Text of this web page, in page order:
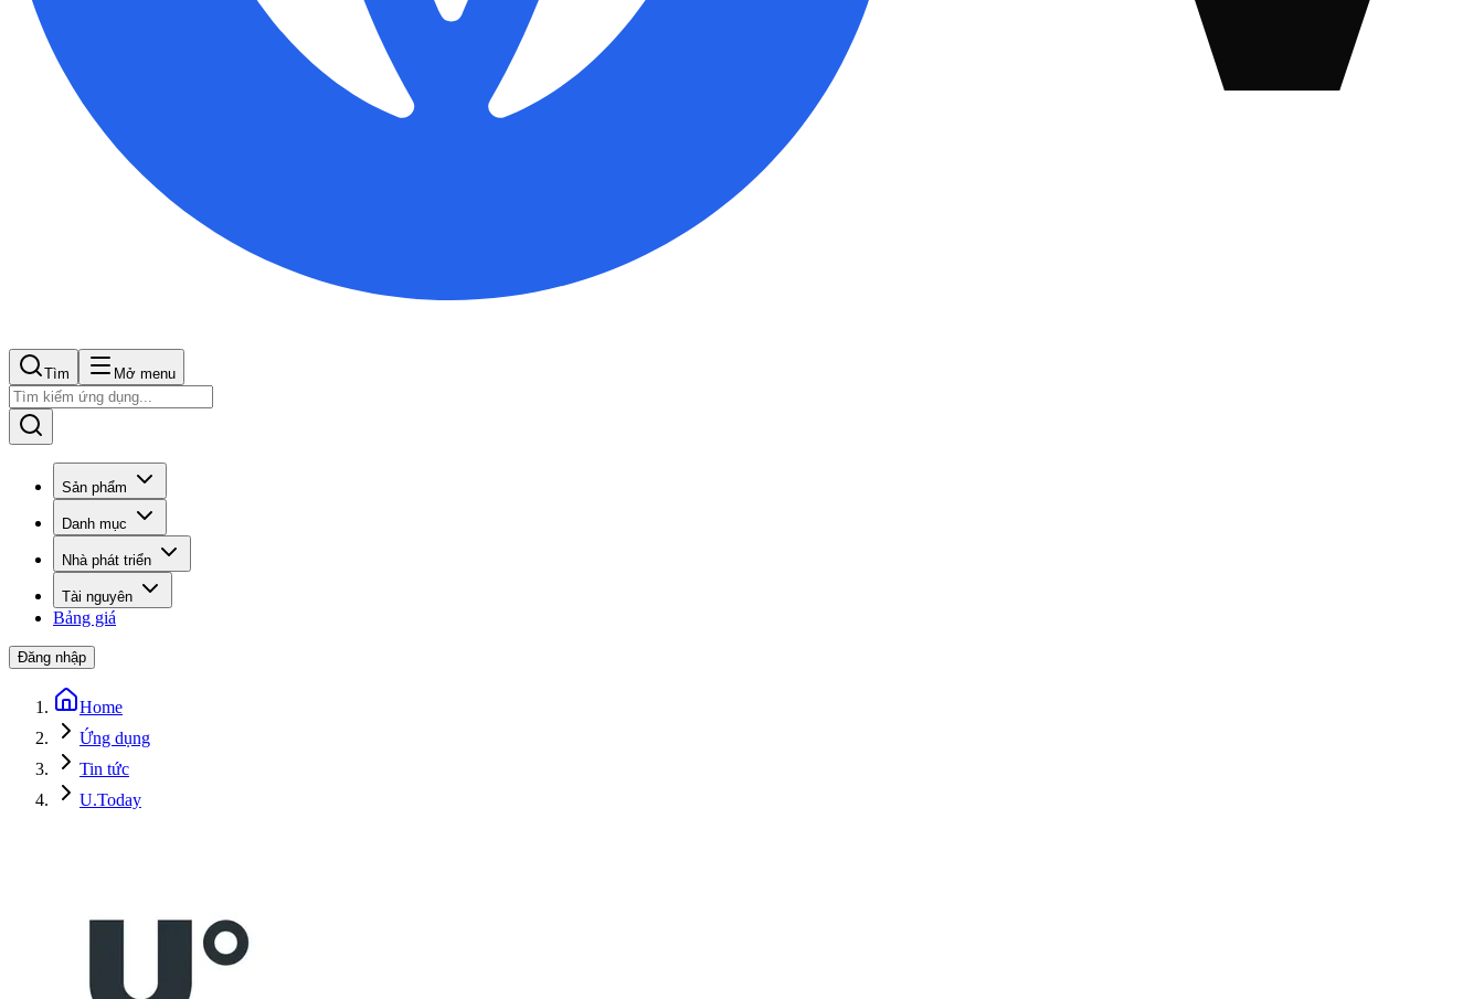
Tìm Mở menu
Sản phẩm
Danh mục
Nhà phát triển
Tài nguyên
Bảng giá
Đăng nhập
Home
Ứng dụng
Tin tức
U.Today